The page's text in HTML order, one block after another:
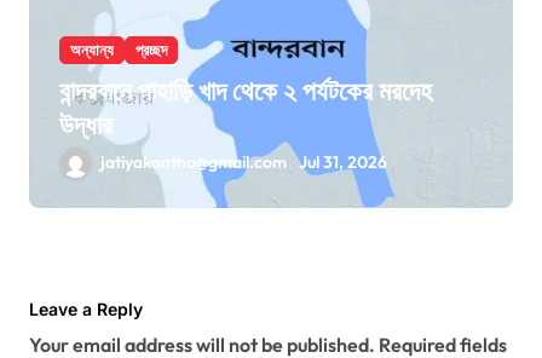
অন্যান্য প্রচ্ছদ
বান্দরবানে পাহাড়ি খাদ থেকে ২ পর্যটকের মরদেহ
উদ্ধার
jatiyakantho@gmail.com Jul 31, 2026
Leave a Reply
Your email address will not be published. Required fields